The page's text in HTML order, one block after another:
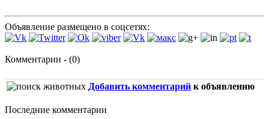
Объявление размещено в соцсетях:
Комментарии - (0)
Добавить комментарий к объявлению
Последние комментарии